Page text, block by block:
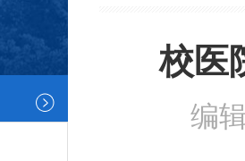
校医
编